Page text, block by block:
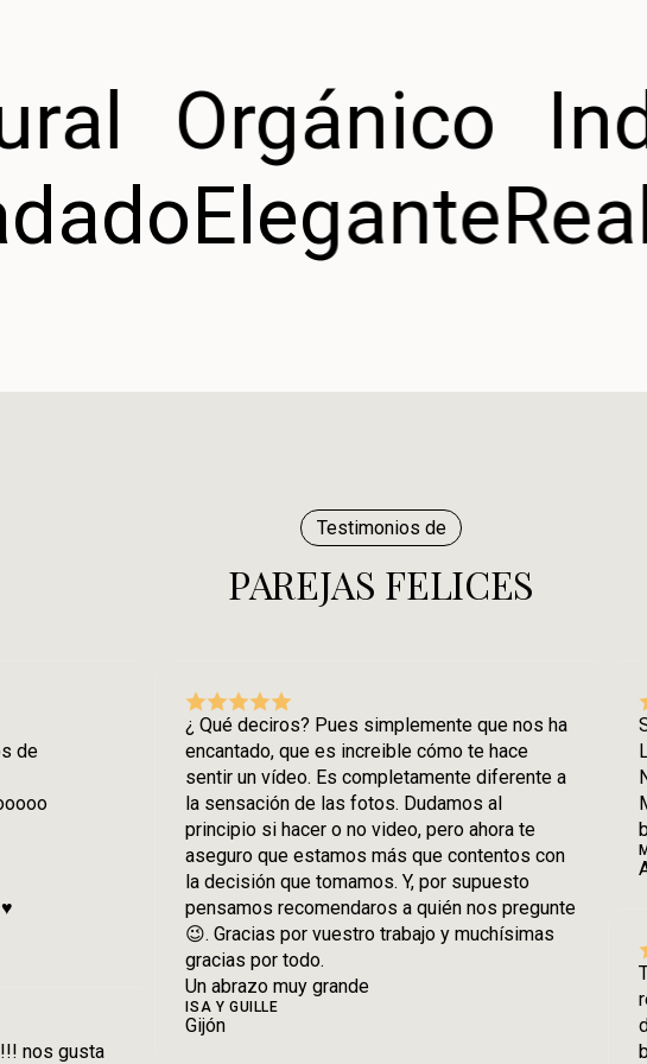
Orgánico
Elegante
Testimonios de
PAREJAS FELICES
de
nos gusta
¿ Qué deciros? Pues simplemente que nos ha
encantado, que es increible cómo te hace
sentir un vídeo. Es completamente diferente a
la sensación de las fotos. Dudamos al
principio si hacer o no video, pero ahora te
aseguro que estamos más que contentos con
la decisión que tomamos. Y, por supuesto
pensamos recomendaros a quién nos pregunte
😉. Gracias por vuestro trabajo y muchísimas
gracias por todo.
Un abrazo muy grande
ISA Y GUILLE
Gijón